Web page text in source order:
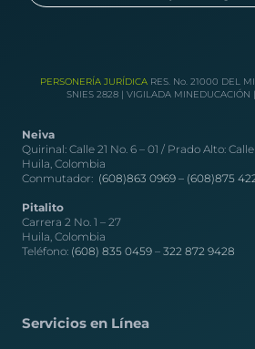
PERSONERÍA JURÍDICA RES. No. 21000 DEL
SNIES 2828 | VIGILADA MINEDUCACIÓN |
Neiva
Quirinal: Calle 21 No. 6 – 01 / Prado Alto:
Huila, Colombia
Conmutador: (608)863 0969 – (608)875
Pitalito
Carrera 2 No. 1 – 27
Huila, Colombia
Teléfono: (608) 835 0459 – 322 872 9428
Servicios en Línea